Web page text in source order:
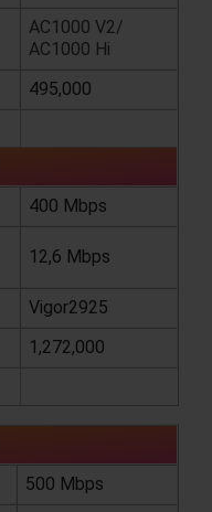
AC1000 V2/
AC1000 Hi
495,000
400 Mbps
12,6 Mbps
Vigor2925
1,272,000
500 Mbps